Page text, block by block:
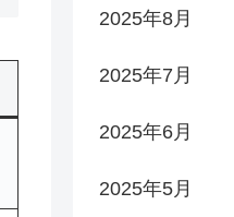
2025年8月
2025年7月
2025年6月
2025年5月